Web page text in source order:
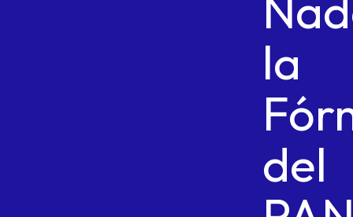
la
del